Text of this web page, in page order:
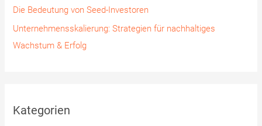
Die Bedeutung von Seed-Investoren
Unternehmensskalierung: Strategien für nachhaltiges
Wachstum & Erfolg
Kategorien